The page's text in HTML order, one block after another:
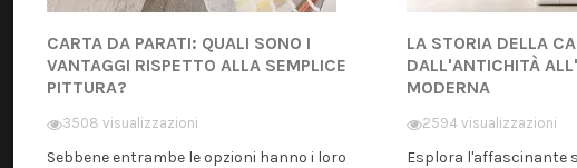
CARTA DA PARATI: QUALI SONO I
VANTAGGI RISPETTO ALLA SEMPLICE
PITTURA?
3508 visualizzazioni
Sebbene entrambe le opzioni hanno i loro
LA STORIA DELLA
DALL'ANTICHITÀ
MODERNA
2594 visualizzazioni
Esplora l'affascinante